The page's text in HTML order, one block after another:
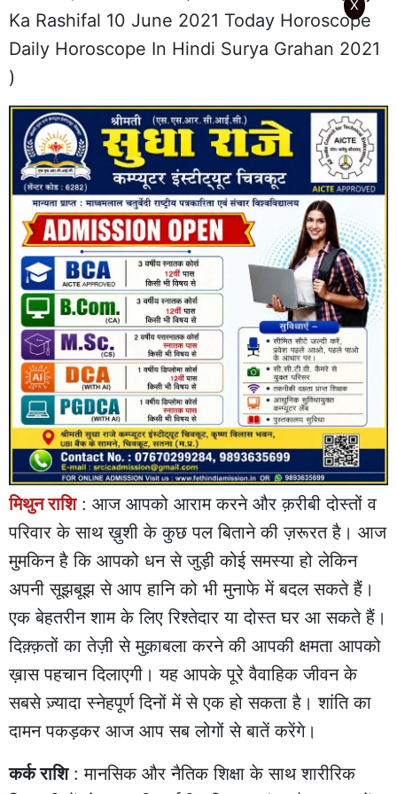
Ka Rashifal 10 June 2021 Today Horoscope
Daily Horoscope In Hindi Surya Grahan 2021
)
मिथुन राशि: आज आपको आराम करने और क़रीबी दोस्तों व
परिवार के साथ ख़ुशी के कुछ पल बिताने की ज़रूरत है। आज
मुमकिन है कि आपको धन से जुड़ी कोई समस्या हो लेकिन
अपनी सूझबूझ से आप हानि को भी मुनाफे में बदल सकते हैं।
एक बेहतरीन शाम के लिए रिश्तेदार या दोस्त घर आ सकते हैं।
दिक़्क़तों का तेज़ी से मुक़ाबला करने की आपकी क्षमता आपको
ख़ास पहचान दिलाएगी। यह आपके पूरे वैवाहिक जीवन के
सबसे ज़्यादा स्नेहपूर्ण दिनों में से एक हो सकता है। शांति का
दामन पकड़कर आज आप सब लोगों से बातें करेंगे।
X
कर्क राशि: मानसिक और नैतिक शिक्षा के साथ शारीरिक